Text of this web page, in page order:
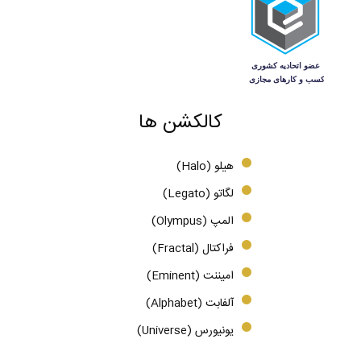
کالکشن ها
هیلو (Halo)
لگاتو (Legato)
المپ (Olympus)
فراکتال (Fractal)
امیننت (Eminent)
آلفابت (Alphabet)
یونیورس (Universe)